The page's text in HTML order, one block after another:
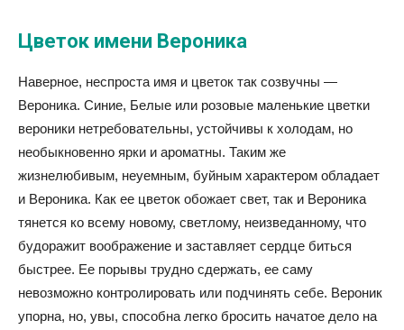
Цветок имени Вероника
Наверное, неспроста имя и цветок так созвучны —
Вероника. Синие, Белые или розовые маленькие цветки
вероники нетребовательны, устойчивы к холодам, но
необыкновенно ярки и ароматны. Таким же
жизнелюбивым, неуемным, буйным характером обладает
и Вероника. Как ее цветок обожает свет, так и Вероника
тянется ко всему новому, светлому, неизведанному, что
будоражит воображение и заставляет сердце биться
быстрее. Ее порывы трудно сдержать, ее саму
невозможно контролировать или подчинять себе. Вероник
упорна, но, увы, способна легко бросить начатое дело на